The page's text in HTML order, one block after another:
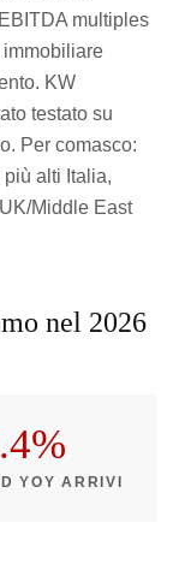
multiples
KW
testato su
Per comasco:
alti Italia,
Middle East
nel 2026
YOY ARRIVI